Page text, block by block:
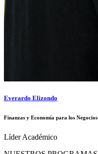
Everardo Elizondo
Finanzas y Economía para los Negocios
Líder Académico